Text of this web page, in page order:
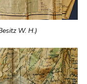
W. H.)